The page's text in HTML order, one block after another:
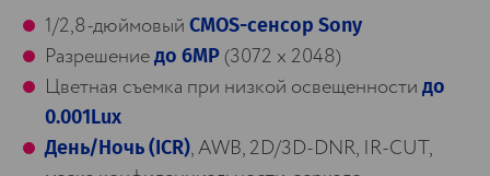
1/2,8-дюймовый CMOS-сенсор Sony
Разрешениедо 6MP(3072 x 2048)
Цветная съемка при низкой освещенности до
0.001Lux
День/Ночь (ICR), AWB, 2D/3D-DNR, IR-CUT,